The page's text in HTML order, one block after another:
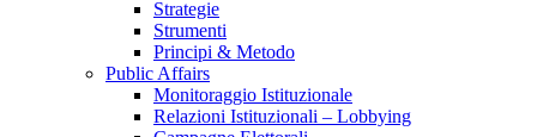
Strategie
Strumenti
Principi & Metodo
Public Affairs
Monitoraggio Istituzionale
Relazioni Istituzionali – Lobbying